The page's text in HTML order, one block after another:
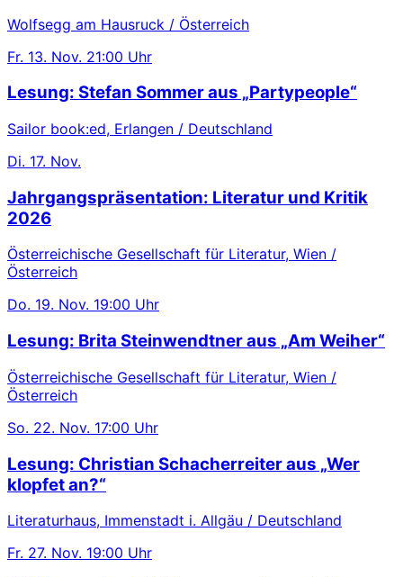
Wolfsegg am Hausruck / Österreich
Fr. 13. Nov. 21:00 Uhr
Lesung: Stefan Sommer aus „Partypeople“
Sailor book:ed, Erlangen / Deutschland
Di. 17. Nov.
Jahrgangspräsentation: Literatur und Kritik
2026
Österreichische Gesellschaft für Literatur, Wien /
Österreich
Do. 19. Nov. 19:00 Uhr
Lesung: Brita Steinwendtner aus „Am Weiher“
Österreichische Gesellschaft für Literatur, Wien /
Österreich
So. 22. Nov. 17:00 Uhr
Lesung: Christian Schacherreiter aus „Wer
klopfet an?“
Literaturhaus, Immenstadt i. Allgäu / Deutschland
Fr. 27. Nov. 19:00 Uhr